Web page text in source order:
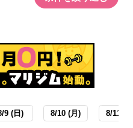
9 (日) 8/10 (月) 8/11 (